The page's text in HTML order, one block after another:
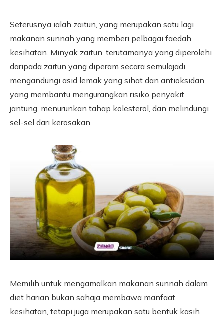
Seterusnya ialah zaitun, yang merupakan satu lagi
makanan sunnah yang memberi pelbagai faedah
kesihatan. Minyak zaitun, terutamanya yang diperolehi
daripada zaitun yang diperam secara semulajadi,
mengandungi asid lemak yang sihat dan antioksidan
yang membantu mengurangkan risiko penyakit
jantung, menurunkan tahap kolesterol, dan melindungi
sel-sel dari kerosakan.
Memilih untuk mengamalkan makanan sunnah dalam
diet harian bukan sahaja membawa manfaat
kesihatan, tetapi juga merupakan satu bentuk kasih